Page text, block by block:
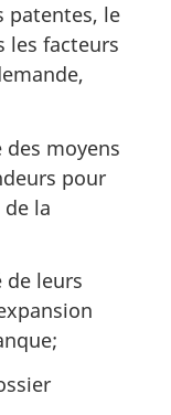
patentes, le
les facteurs
moyens
pour
la
de leurs